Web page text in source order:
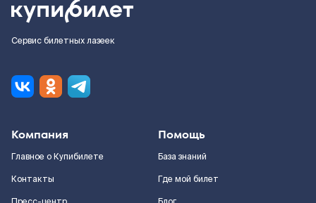
Сервис билетных лазеек
Компания
Главное о Купибилете
Контакты
Помощь
База знаний
Где мой билет